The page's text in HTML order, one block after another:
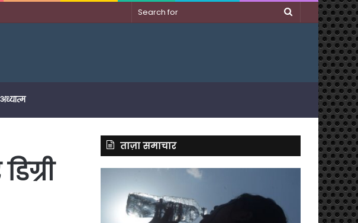
Search
ताज़ा समाचार